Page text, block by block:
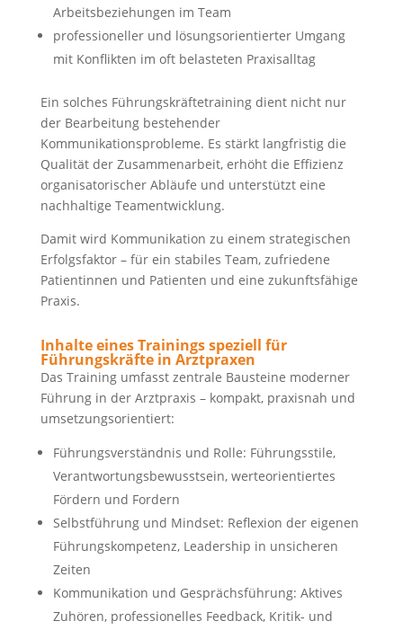
Arbeitsbeziehungen im Team
professioneller und lösungsorientierter Umgang
mit Konflikten im oft belasteten Praxisalltag
Ein solches Führungskräftetraining dient nicht nur
der Bearbeitung bestehender
Kommunikationsprobleme. Es stärkt langfristig die
Qualität der Zusammenarbeit, erhöht die Effizienz
organisatorischer Abläufe und unterstützt eine
nachhaltige Teamentwicklung.
Damit wird Kommunikation zu einem strategischen
Erfolgsfaktor – für ein stabiles Team, zufriedene
Patientinnen und Patienten und eine zukunftsfähige
Praxis.
Inhalte eines Trainings speziell für
Führungskräfte in Arztpraxen
Das Training umfasst zentrale Bausteine moderner
Führung in der Arztpraxis – kompakt, praxisnah und
umsetzungsorientiert:
Führungsverständnis und Rolle: Führungsstile,
Verantwortungsbewusstsein, werteorientiertes
Fördern und Fordern
Selbstführung und Mindset: Reflexion der eigenen
Führungskompetenz, Leadership in unsicheren
Zeiten
Kommunikation und Gesprächsführung: Aktives
Zuhören, professionelles Feedback, Kritik- und